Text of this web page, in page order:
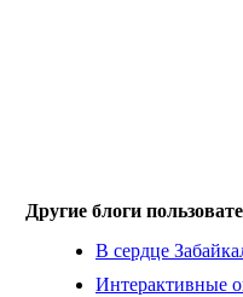
Другие блоги
В сердце
Интерактивные